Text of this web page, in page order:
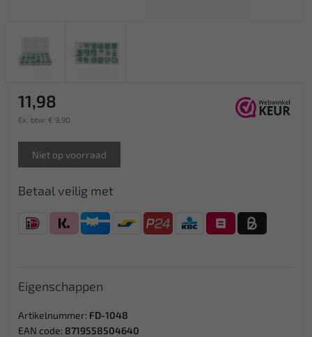
11,98
Ex. btw: € 9,90
Niet op voorraad
Betaal veilig met
Eigenschappen
Artikelnummer: FD-1048
EAN code: 8719558504640